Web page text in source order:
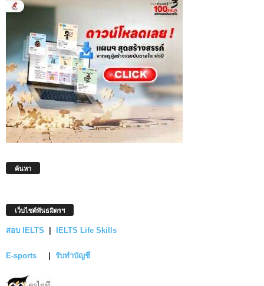
ค้นหา
เว็บไซต์พันธมิตรฯ
สอบ IELTS IELTS Life Skills
E-sports รับทำบัญชี